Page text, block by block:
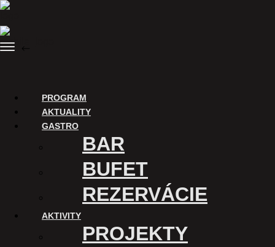
Skip
content
Menu
PROGRAM
AKTUALITY
GASTRO
BAR
BUFET
REZERVÁCIE
AKTIVITY
PROJEKTY